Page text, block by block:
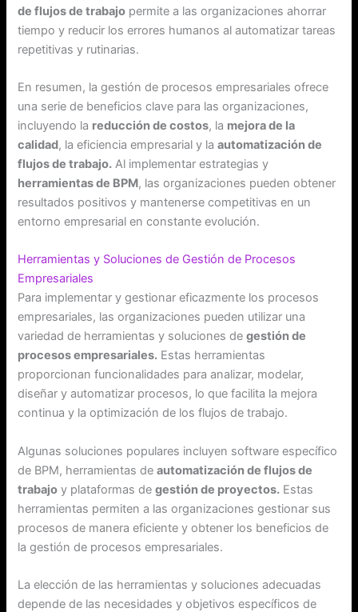
de flujos de trabajo permite a las organizaciones ahorrar
tiempo y reducir los errores humanos al automatizar tareas
repetitivas y rutinarias.
En resumen, la gestión de procesos empresariales ofrece
una serie de beneficios clave para las organizaciones,
incluyendo la reducción de costos, la mejora de la
calidad, la eficiencia empresarial y laautomatización de
flujos de trabajo. Al implementar estrategias y
herramientas de BPM, las organizaciones pueden obtener
resultados positivos y mantenerse competitivas en un
entorno empresarial en constante evolución.
Herramientas y Soluciones de Gestión de Procesos
Empresariales
Para implementar y gestionar eficazmente los procesos
empresariales, las organizaciones pueden utilizar una
variedad de herramientas y soluciones degestión de
procesos empresariales. Estas herramientas
proporcionan funcionalidades para analizar, modelar,
diseñar y automatizar procesos, lo que facilita la mejora
continua y la optimización de los flujos de trabajo.
Algunas soluciones populares incluyen software específico
de BPM, herramientas deautomatización de flujos de
trabajo y plataformas degestión de proyectos. Estas
herramientas permiten a las organizaciones gestionar sus
procesos de manera eficiente y obtener los beneficios de
la gestión de procesos empresariales.
La elección de las herramientas y soluciones adecuadas
depende de las necesidades y objetivos específicos de